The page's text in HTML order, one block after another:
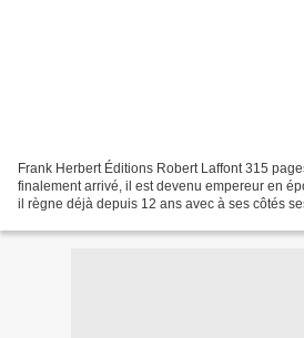
Frank Herbert Éditions Robert Laffont 315
finalement arrivé, il est devenu empereur en
il règne déjà depuis 12 ans avec à ses côtés